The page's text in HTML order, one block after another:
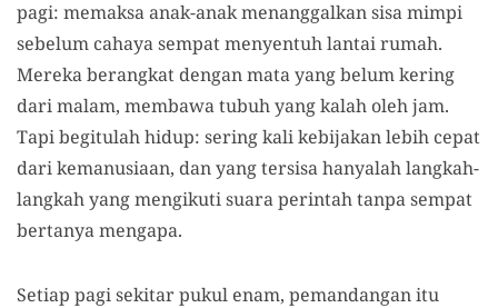
pagi: memaksa anak-anak menanggalkan sisa mimpi
sebelum cahaya sempat menyentuh lantai rumah.
Mereka berangkat dengan mata yang belum kering
dari malam, membawa tubuh yang kalah oleh jam.
Tapi begitulah hidup: sering kali kebijakan lebih cepat
dari kemanusiaan, dan yang tersisa hanyalah langkah-
langkah yang mengikuti suara perintah tanpa sempat
bertanya mengapa.
Setiap pagi sekitar pukul enam, pemandangan itu